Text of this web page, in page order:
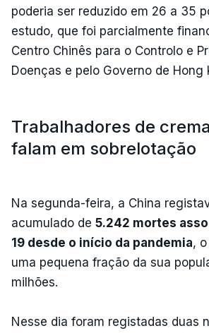
poderia ser reduzido em 26 a 35
estudo, que foi parcialmente
Centro Chinês para o Controlo e
Doenças e pelo Governo de Hong
Trabalhadores de
falam em sobrelotação
Na segunda-feira, a China
acumulado de 5.242 mortes
19 desde o início da pandemia,
uma pequena fração da sua
milhões.
Nesse dia foram registadas duas